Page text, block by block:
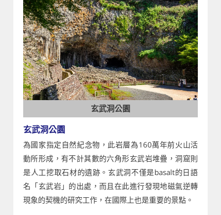
玄武洞公園
玄武洞公園
為國家指定自然紀念物，此岩層為160萬年前火山活
動所形成，有不計其數的六角形玄武岩堆疊，洞窟則
是人工挖取石材的遺跡。玄武洞不僅是basalt的日語
名「玄武岩」的出處，而且在此進行發現地磁氣逆轉
現象的契機的研究工作，在國際上也是重要的景點。